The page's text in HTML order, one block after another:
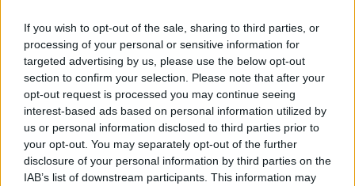
If you wish to opt-out of the sale, sharing to third parties, or
processing of your personal or sensitive information for
targeted advertising by us, please use the below opt-out
section to confirm your selection. Please note that after your
opt-out request is processed you may continue seeing
interest-based ads based on personal information utilized by
us or personal information disclosed to third parties prior to
your opt-out. You may separately opt-out of the further
disclosure of your personal information by third parties on the
IAB’s list of downstream participants. This information may